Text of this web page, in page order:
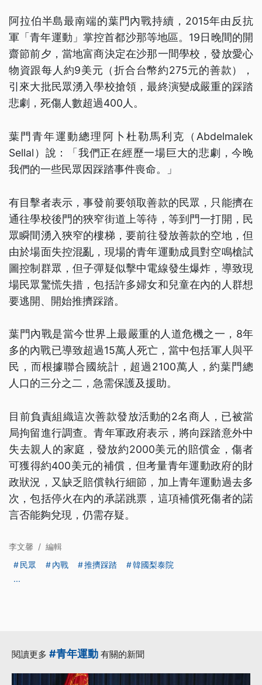
阿拉伯半島最南端的葉門內戰持續，2015年由反抗
軍「青年運動」掌控首都沙那等地區。19日晚間的開
齋節前夕，當地富商決定在沙那一間學校，發放愛心
物資跟每人約9美元（折合台幣約275元的善款），
引來大批民眾湧入學校搶領，最終演變成嚴重的踩踏
悲劇，死傷人數超過400人。
葉門青年運動總理阿卜杜勒馬利克（Abdelmalek
Sellal）說：「我們正在經歷一場巨大的悲劇，今晚
我們的一些民眾因踩踏事件喪命。」
有目擊者表示，事發前要領取善款的民眾，只能擠在
通往學校後門的狹窄街道上等待，等到門一打開，民
眾瞬間湧入狹窄的樓梯，要前往發放善款的空地，但
由於場面失控混亂，現場的青年運動成員對空鳴槍試
圖控制群眾，但子彈疑似擊中電線發生爆炸，導致現
場民眾驚慌失措，包括許多婦女和兒童在內的人群想
要逃開、開始推擠踩踏。
葉門內戰是當今世界上最嚴重的人道危機之一，8年
多的內戰已導致超過15萬人死亡，當中包括軍人與平
民，而根據聯合國統計，超過2100萬人，約葉門總
人口的三分之二，急需保護及援助。
目前負責組織這次善款發放活動的2名商人，已被當
局拘留進行調查。青年軍政府表示，將向踩踏意外中
失去親人的家庭，發放約2000美元的賠償金，傷者
可獲得約400美元的補償，但考量青年運動政府的財
政狀況，又缺乏賠償執行細節，加上青年運動過去多
次，包括停火在內的承諾跳票，這項補償死傷者的諾
言否能夠兌現，仍需存疑。
李文馨 / 編輯
民眾
內戰 推擠踩踏
韓國梨泰院
...
閱讀更多 #青年運動 有關的新聞